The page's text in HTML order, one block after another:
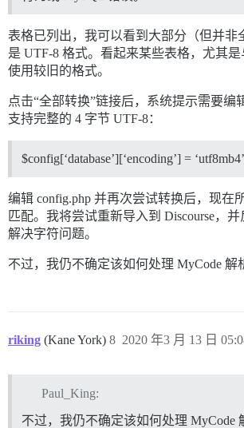
表格已列出，我可以看到大部分（但并非
是 UTF-8 格式。看起来某些表格，尤其
使用较旧的格式。
点击“全部转换”链接后，系统提示需要编
支持完整的 4 字节 UTF-8：
$config[‘database’][‘encoding’] =
编辑 config.php 并再次尝试转换后，现在
匹配。我将尝试重新导入到 Discourse，
解决字符问题。
不过，我仍不确定该如何处理 MyCode 解
riking (Kane York) 2020 年3 月 13 日
8
Paul_King:
不过，我仍不确定该如何处理 MyCode